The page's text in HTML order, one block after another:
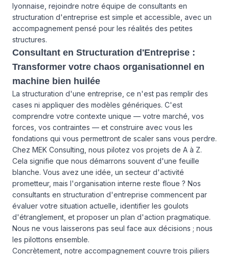
lyonnaise, rejoindre notre équipe de consultants en
structuration d'entreprise est simple et accessible, avec un
accompagnement pensé pour les réalités des petites
structures.
Consultant en Structuration d'Entreprise :
Transformer votre chaos organisationnel en
machine bien huilée
La structuration d'une entreprise, ce n'est pas remplir des
cases ni appliquer des modèles génériques. C'est
comprendre votre contexte unique — votre marché, vos
forces, vos contraintes — et construire avec vous les
fondations qui vous permettront de scaler sans vous perdre.
Chez MEK Consulting, nous pilotez vos projets de A à Z.
Cela signifie que nous démarrons souvent d'une feuille
blanche. Vous avez une idée, un secteur d'activité
prometteur, mais l'organisation interne reste floue ? Nos
consultants en structuration d'entreprise commencent par
évaluer votre situation actuelle, identifier les goulots
d'étranglement, et proposer un plan d'action pragmatique.
Nous ne vous laisserons pas seul face aux décisions ; nous
les pilottons ensemble.
Concrètement, notre accompagnement couvre trois piliers